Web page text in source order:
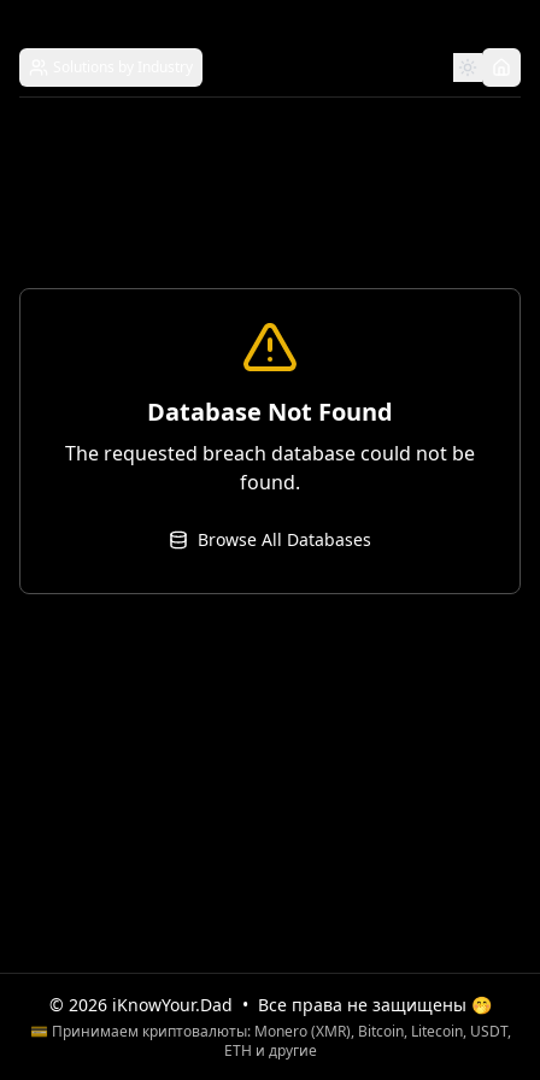
Database Not Found
The requested breach database could not be
found.
Browse All Databases
© 2026 iKnowYour.Dad • Все права не защищены 🤭
💳 Принимаем криптовалюты: Monero (XMR), Bitcoin, Litecoin, USDT,
ETH и другие